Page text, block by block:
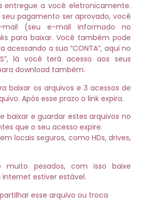
entregue a você eletronicamente.
pagamento ser aprovado, você
(seu e-mail informado no
para baixar. Você também pode
a sua “CONTA”, aqui no
lá você terá acesso aos seus
download também.
baixar os arquivos e 3 acessos de
Após esse prazo o link expira.
baixar e guardar estes arquivos no
que o seu acesso expire.
locais seguros, como HDs, drives,
muito pesados, com isso baixe
estiver estável.
esse arquivo ou troca